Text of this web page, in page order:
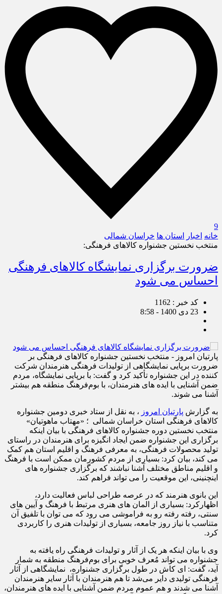
9
خانه اخبار استان ها خراسان شمالی
منتخب نخستین جشنواره کالاهای فرهنگی:
ضرورت برگزاری نمایشگاه کالاهای فرهنگی
احساس می شود
کد خبر : 1162
23 دی 1400 - 8:58
پارتیان امروز - منتخب نخستین جشنواره کالاهای فرهنگی بر
ضرورت برپایی نمایشگاهی از تولیدات فرهنگی هنرمندان شرکت
کننده در این جشنواره تأکید کرد و گفت: با برپایی نمایشگاه، مردم
ضمن آشنایی با ایده های هنرمندان، با بوم‌فرهنگ منطقه هم بیشتر
آشنا می شوند.
به گزارش پارتیان امروز ، به نقل از ستاد خبری دومین جشنواره
کالاهای فرهنگی استان خراسان شمالی ؛ «مهتاب ماهوتیان»
منتخب نخستین دوره جشنواره کالاهای فرهنگی با بیان اینکه
برگزاری این جشنواره ضمن ایجاد انگیزه برای هنرمندان در راستای
تولید محصولات فرهنگی، به معرفی فرهنگ و اقلیم استان هم کمک
می کند، بیان کرد: بسیاری از مردم کشورمان ممکن است با فرهنگ
و اقلیم مناطق مختلف آشنا نباشند که برگزاری جشنواره های
اینچنینی، این موقعیت را می تواند فراهم کند.
این بانوی هنرمند که در عرصه طراحی لباس فعالیت دارد،
اظهارکرد: بسیاری از المان های هنری مرتبط با فرهنگ و آیین های
سنتی، رفته رفته رو به فراموشی می رود که می توان با تلفیق آن
متناسب با نیاز روز جامعه، بسیاری از تولیدات هنری را کاربردی
کرد.
وی با بیان اینکه هر یک از آثار و تولیدات فرهنگی راه یافته به
جشنواره می تواند مُعرف خوبی برای بوم‌فرهنگ منطقه به شمار
آید، گفت: ای کاش در طول برگزاری جشنواره، نمایشگاهی از آثار
فرهنگی تولیدی دایر می‌شد تا هم هنرمندان با آثار سایر هنرمندان
آشنا می شدند و هم عموم مردم ضمن آشنایی با ایده های هنرمندان،